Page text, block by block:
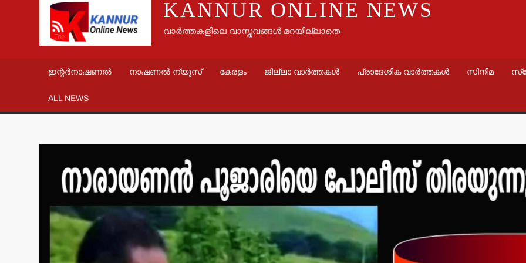
KANNUR ONLINE NEWS
വാർത്തകളിലെ വാസ്തവങ്ങൾ മറയില്ലാതെ
ഇന്റർനാഷണൽ നാഷണൽ ന്യൂസ് കേരളം ജില്ലാ വാർത്തകൾ പ്രാദേശിക വാർത്തകൾ സിനിമ
ALL NEWS
വാർത്തകൾ
admin3